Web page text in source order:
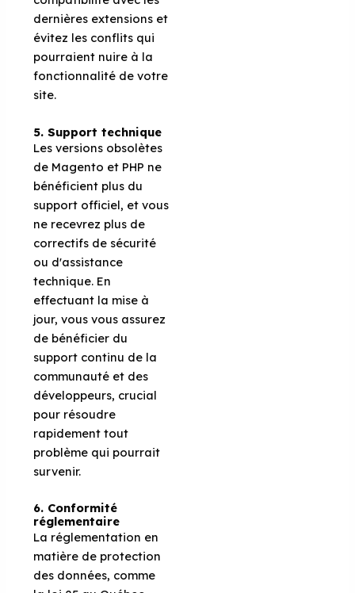
dernières extensions et
évitez les conflits qui
pourraient nuire à la
fonctionnalité de votre
site.
5. Supporttechnique
Les versions obsolètes
de Magento et PHP ne
bénéficient plus du
support officiel, et vous
ne recevrez plus de
correctifs de sécurité
ou d'assistance
technique. En
effectuant la mise à
jour, vous vous assurez
de bénéficier du
support continu de la
communauté et des
développeurs, crucial
pour résoudre
rapidement tout
problème qui pourrait
survenir.
6. Conformité
réglementaire
La réglementation en
matière de protection
des données, comme